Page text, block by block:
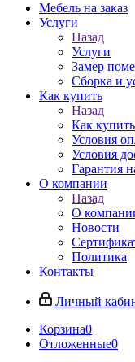
Мебель на заказ
Услуги
Назад
Услуги
Замер
Сборка и
Как купить
Назад
Как купить
Условия
Условия
Гарантия
О компании
Назад
О
Новости
Политика
Контакты
Личный
Корзина0
Отложенные0